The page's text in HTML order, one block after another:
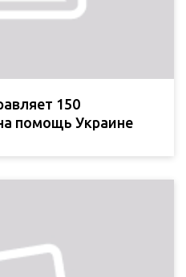
150
помощь Украине